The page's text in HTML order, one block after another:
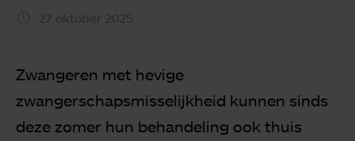
27 oktober 2025
Zwangeren met hevige
zwangerschapsmisselijkheid kunnen sinds
deze zomer hun behandeling ook thuis